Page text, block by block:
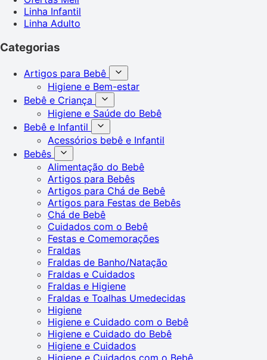
Linha Infantil
Linha Adulto
Categorias
Artigos para Bebê
Higiene e Bem-estar
Bebê e Criança
Higiene e Saúde do Bebê
Bebê e Infantil
Acessórios bebê e Infantil
Bebês
Alimentação do Bebê
Artigos para Bebês
Artigos para Chá de Bebê
Artigos para Festas de Bebês
Chá de Bebê
Cuidados com o Bebê
Festas e Comemorações
Fraldas
Fraldas de Banho/Natação
Fraldas e Cuidados
Fraldas e Higiene
Fraldas e Toalhas Umedecidas
Higiene
Higiene e Cuidado com o Bebê
Higiene e Cuidado do Bebê
Higiene e Cuidados
Higiene e Cuidados com o Bebê